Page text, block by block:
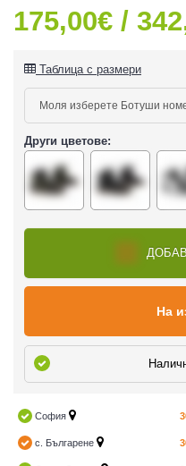
175,00€ /
Таблица с размери
Други цветове:
На
София
с. Българене